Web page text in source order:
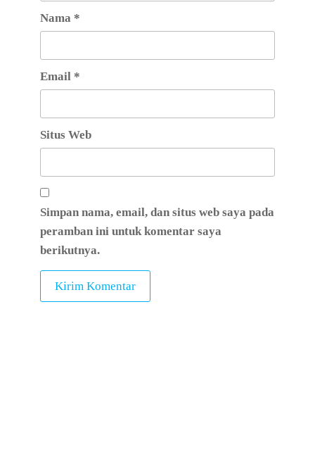
Nama *
Email *
Situs Web
Simpan nama, email, dan situs web saya pada
peramban ini untuk komentar saya
berikutnya.